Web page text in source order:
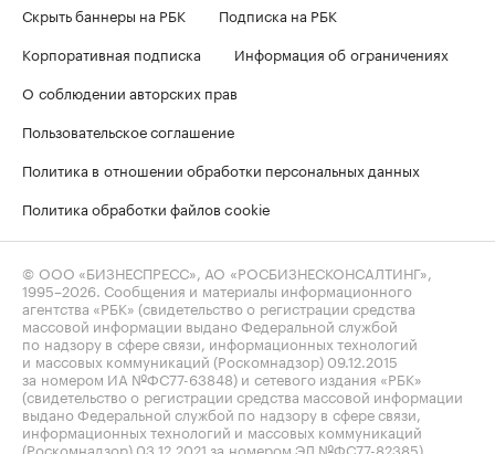
Скрыть баннеры на РБК
Подписка на РБК
Корпоративная подписка
Информация об ограничениях
О соблюдении авторских прав
Пользовательское соглашение
Политика в отношении обработки персональных данных
Политика обработки файлов cookie
© ООО «БИЗНЕСПРЕСС», АО «РОСБИЗНЕСКОНСАЛТИНГ»,
1995–2026 . Сообщения и материалы информационного
агентства «РБК» (свидетельство о регистрации средства
массовой информации выдано Федеральной службой
по надзору в сфере связи, информационных технологий
и массовых коммуникаций (Роскомнадзор) 09.12.2015
за номером ИА №ФС77-63848) и сетевого издания «РБК»
(свидетельство о регистрации средства массовой информации
выдано Федеральной службой по надзору в сфере связи,
информационных технологий и массовых коммуникаций
(Роскомнадзор) 03.12.2021 за номером ЭЛ №ФС77-82385)